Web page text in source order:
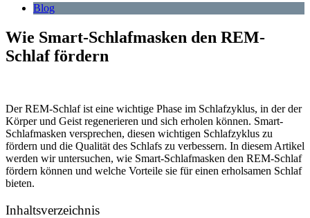
Blog
Wie Smart-Schlafmasken den REM-
Schlaf fördern
Der REM-Schlaf ist eine wichtige Phase im Schlafzyklus, in der der
Körper und Geist regenerieren und sich erholen können. Smart-
Schlafmasken versprechen, diesen wichtigen Schlafzyklus zu
fördern und die Qualität des Schlafs zu verbessern. In diesem Artikel
werden wir untersuchen, wie Smart-Schlafmasken den REM-Schlaf
fördern können und welche Vorteile sie für einen erholsamen Schlaf
bieten.
Inhaltsverzeichnis